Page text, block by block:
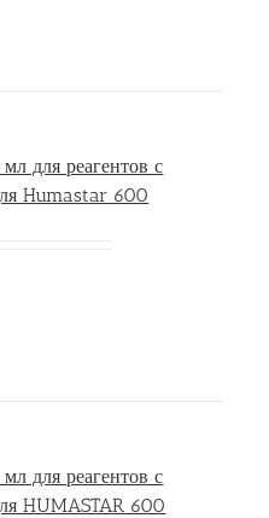
для реагентов с
Humastar 600
для реагентов с
HUMASTAR 600